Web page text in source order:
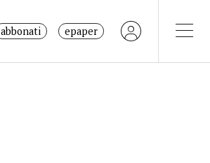
abbonati epaper